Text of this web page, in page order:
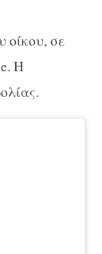
οίκου, σε
Η